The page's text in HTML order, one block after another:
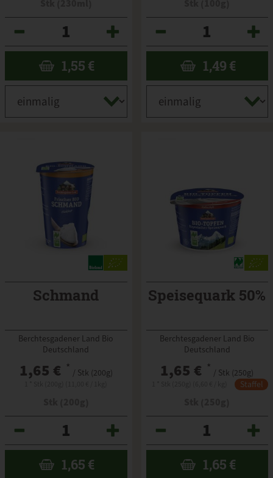
1,55 € 1,49 €
Schmand
Berchtesgadener Land Bio
Deutschland
1,65 € * / Stk (200g)
1,65 €
Speisequark 50%
Berchtesgadener Land Bio
Deutschland
1,65 € * / Stk (250g)
Staffel
1,65 €